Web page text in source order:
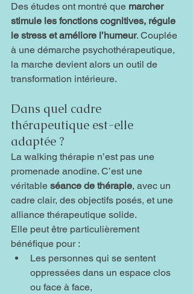
Des études ont montré que marcher
stimule les fonctions cognitives, régule
le stress et améliore l’humeur. Couplée
à une démarche psychothérapeutique,
la marche devient alors un outil de
transformation intérieure.
Dans quel cadre
thérapeutique est-elle
adaptée ?
La walking thérapie n’est pas une
promenade anodine. C’est une
véritable séance de thérapie, avec un
cadre clair, des objectifs posés, et une
alliance thérapeutique solide.
Elle peut être particulièrement
bénéfique pour :
Les personnes qui se sentent
oppressées dans un espace clos
ou face à face,